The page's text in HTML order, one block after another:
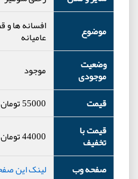
موضوع
افسانه ها
عامیانه
وضعیت
موجودی
موجود
قیمت
55000تومان
قیمت با
تخفیف 44000تومان
صفحه وب
لینک این